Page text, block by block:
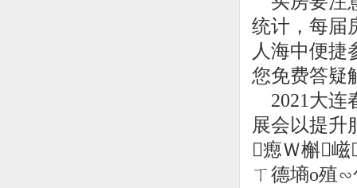
统计，每届
人海中便捷
您免费答疑
2021大连
展会以提
瘛Ｗ槲
ㄒ德墒ο殖